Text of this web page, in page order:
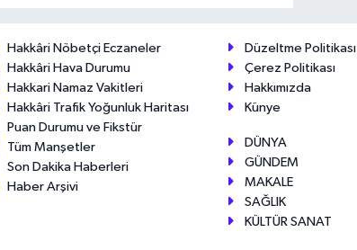
Hakkâri Nöbetçi Eczaneler
Hakkâri Hava Durumu
Hakkari Namaz Vakitleri
Hakkâri Trafik Yoğunluk Haritası
Puan Durumu ve Fikstür
Tüm Manşetler
Son Dakika Haberleri
Haber Arşivi
Düzeltme Politikası
Çerez Politikası
Hakkımızda
Künye
DÜNYA
GÜNDEM
MAKALE
SAĞLIK
KÜLTÜR SANAT